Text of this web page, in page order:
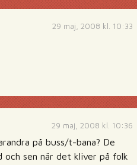
29 maj, 2008 kl. 10:33
29 maj, 2008 kl. 10:36
på buss/t-bana? De
och sen när det kliver på folk